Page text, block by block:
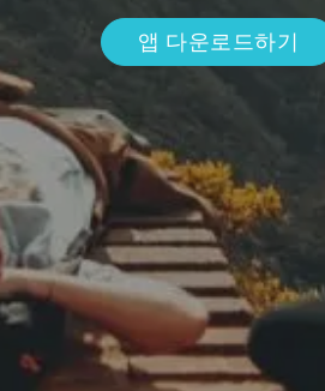
앱 다운로드하기